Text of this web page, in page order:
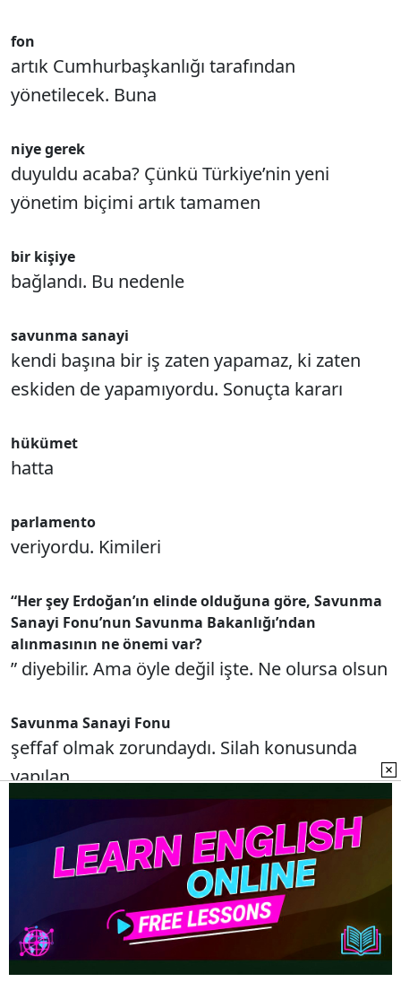
fon
artık Cumhurbaşkanlığı tarafından
yönetilecek. Buna
niye gerek
duyuldu acaba? Çünkü Türkiye’nin yeni
yönetim biçimi artık tamamen
bir kişiye
bağlandı. Bu nedenle
savunma sanayi
kendi başına bir iş zaten yapamaz, ki zaten
eskiden de yapamıyordu. Sonuçta kararı
hükümet
hatta
parlamento
veriyordu. Kimileri
“Her şey Erdoğan’ın elinde olduğuna göre, Savunma
Sanayi Fonu’nun Savunma Bakanlığı’ndan
alınmasının ne önemi var?
” diyebilir. Ama öyle değil işte. Ne olursa olsun
Savunma Sanayi Fonu
şeffaf olmak zorundaydı. Silah konusunda
yapılan
pazarlıklar
en azından
Meclis denetimine
açıktı. Oysa şimdi